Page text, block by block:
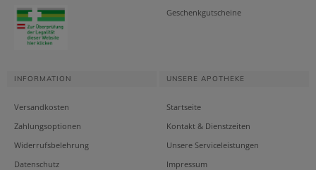
Geschenkgutscheine
INFORMATION
Versandkosten
Zahlungsoptionen
Widerrufsbelehrung
Datenschutz
UNSERE APOTHEKE
Startseite
Kontakt & Dienstzeiten
Unsere Serviceleistungen
Impressum